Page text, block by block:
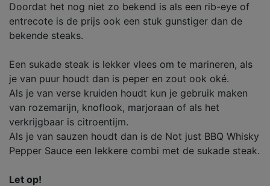
Doordat het nog niet zo bekend is als een rib-eye of
entrecote is de prijs ook een stuk gunstiger dan de
bekende steaks.
Een sukade steak is lekker vlees om te marineren, als
je van puur houdt dan is peper en zout ook oké.
Als je van verse kruiden houdt kun je gebruik maken
van rozemarijn, knoflook, marjoraan of als het
verkrijgbaar is citroentijm.
Als je van sauzen houdt dan is de Not just BBQ Whisky
Pepper Sauce een lekkere combi met de sukade steak.
Let op!